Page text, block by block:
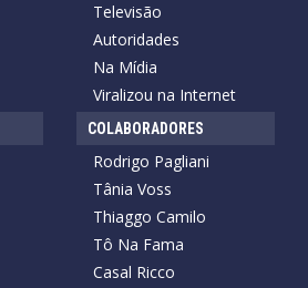
Televisão
Autoridades
Na Mídia
Viralizou na Internet
COLABORADORES
Rodrigo Pagliani
Tânia Voss
Thiaggo Camilo
Tô Na Fama
Casal Ricco